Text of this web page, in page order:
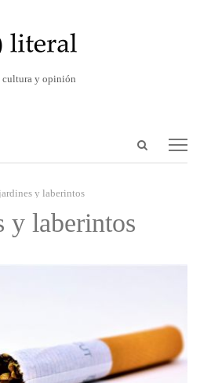
cultura y opinión
Abrir
y laberintos
y laberintos